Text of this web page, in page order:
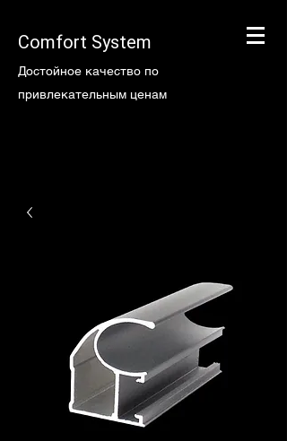
Comfort System
Достойное качество по
привлекательным ценам